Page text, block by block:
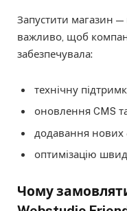
Запустити магазин
важливо, щоб
забезпечувала:
технічну
оновлення CMS
додавання нових
оптимізацію
Чому